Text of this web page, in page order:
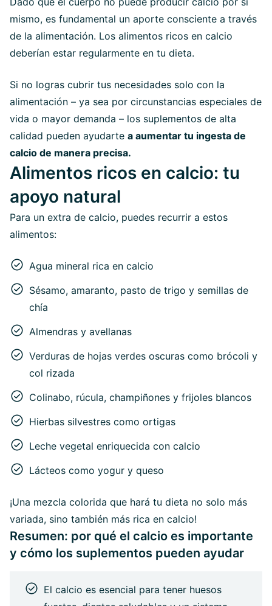
mismo, es fundamental un aporte consciente a través
de la alimentación. Los alimentos ricos en calcio
deberían estar regularmente en tu dieta.
Si no logras cubrir tus necesidades solo con la
alimentación – ya sea por circunstancias especiales de
vida o mayor demanda – los suplementos de alta
calidad pueden ayudarte a aumentar tu ingesta de
calcio de manera precisa.
Alimentos ricos en calcio: tu
apoyo natural
Para un extra de calcio, puedes recurrir a estos
alimentos:
Agua mineral rica en calcio
Sésamo, amaranto, pasto de trigo y semillas de
chía
Almendras y avellanas
Verduras de hojas verdes oscuras como brócoli y
col rizada
Colinabo, rúcula, champiñones y frijoles blancos
Hierbas silvestres como ortigas
Leche vegetal enriquecida con calcio
Lácteos como yogur y queso
¡Una mezcla colorida que hará tu dieta no solo más
variada, sino también más rica en calcio!
Resumen: por qué el calcio es importante
y cómo los suplementos pueden ayudar
El calcio es esencial para tener huesos